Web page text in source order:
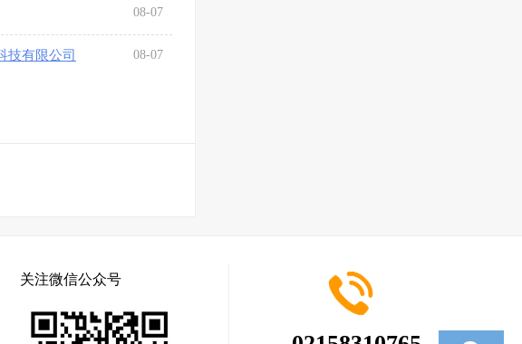
08-07
技有限公司 08-07
关注微信公众号